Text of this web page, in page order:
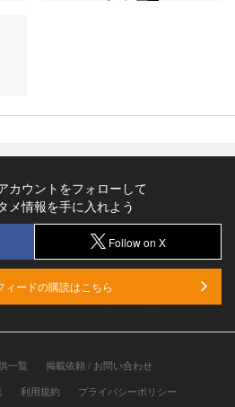
カウントをフォローして
メ情報を手に入れよう
Follow on X
ードの購読はこちら
一覧
掲載依頼 / お問い合わせ
利用規約 プライバシーポリシー